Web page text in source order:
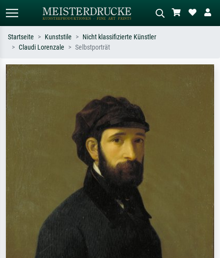
Wiese, Abstrakt mit viel Rot, Dunkles
Startseite Kunststile
Nicht klassifizierte Künstler
Claudi Lorenzale
Selbstporträt